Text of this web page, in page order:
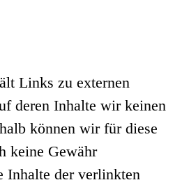
Links zu externen
deren Inhalte wir keinen
können wir für diese
keine Gewähr
Inhalte der verlinkten